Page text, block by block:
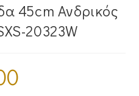
45cm Ανδρικός
20323W